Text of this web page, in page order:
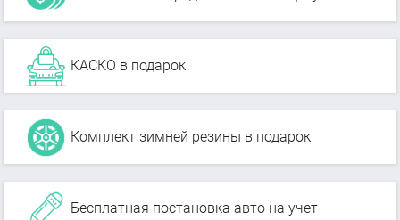
КАСКО в подарок
Комплект зимней резины в подарок
Бесплатная постановка авто на учет